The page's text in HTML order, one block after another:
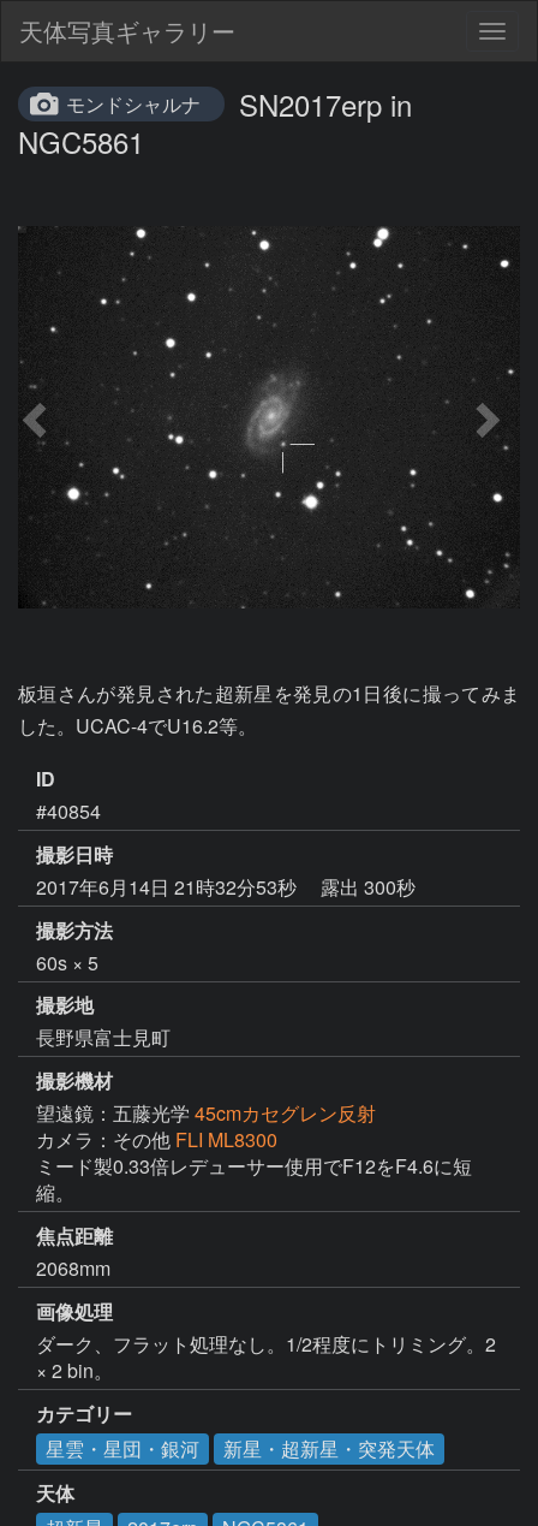
天体写真ギャラリー
モンドシャルナ
SN2017erp in
NGC5861
板垣さんが発見された超新星を発見の1日後に撮ってみま
した。UCAC-4でU16.2等。
ID
#40854
撮影日時
2017年6月14日 21時32分53秒
露出 300秒
撮影方法
60s × 5
撮影地
長野県富士見町
撮影機材
望遠鏡：五藤光学 45cmカセグレン反射
カメラ：その他 FLI ML8300
ミード製0.33倍レデューサー使用でF12をF4.6に短
縮。
焦点距離
2068mm
画像処理
ダーク、フラット処理なし。1/2程度にトリミング。2
× 2 bin。
カテゴリー
星雲・星団・銀河
新星・超新星・突発天体
天体